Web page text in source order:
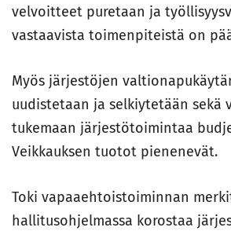
velvoitteet puretaan ja
vastaavista toimenpiteistä on
Myös järjestöjen
uudistetaan ja selkiytetään sekä
tukemaan järjestötoimintaa
Veikkauksen tuotot pienenevät.
Toki vapaaehtoistoiminnan
hallitusohjelmassa korostaa